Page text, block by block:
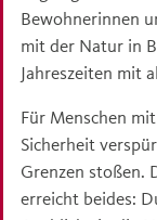
Bewohnerinnen
mit der Natur in
Jahreszeiten mit
Für Menschen
Sicherheit
Grenzen stoßen.
erreicht beides: